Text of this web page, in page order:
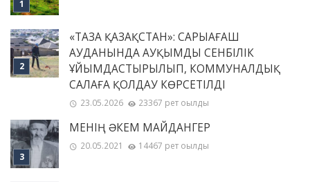
«ТАЗА ҚАЗАҚСТАН»: САРЫАҒАШ
АУДАНЫНДА АУҚЫМДЫ СЕНБІЛІК
ҰЙЫМДАСТЫРЫЛЫП, КОММУНАЛДЫҚ
САЛАҒА ҚОЛДАУ КӨРСЕТІЛДІ
23.05.2026 23367 рет оқылды
МЕНІҢ ƏКЕМ МАЙДАНГЕР
20.05.2021 14467 рет оқылды